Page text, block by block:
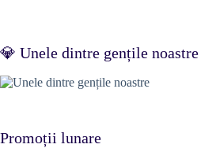
💎 Unele dintre gențile noastre
Promoții lunare